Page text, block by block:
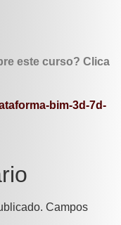
este curso? Clica
bim-3d-7d-
Campos